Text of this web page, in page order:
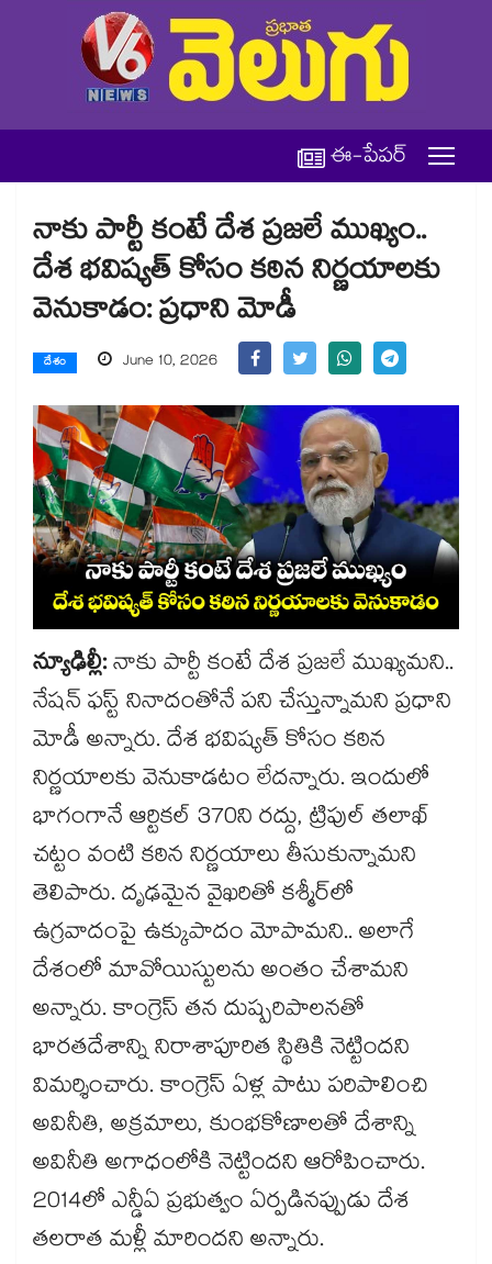
ఈ-పేపర్
నాకు పార్టీ కంటే దేశ ప్రజలే ముఖ్యం..
దేశ భవిష్యత్ కోసం కఠిన నిర్ణయాలకు
వెనుకాడం: ప్రధాని మోడీ
దేశం June 10, 2026
న్యూఢిల్లీ:నాకు పార్టీ కంటే దేశ ప్రజలే ముఖ్యమని..
నేషన్ ఫస్ట్ నినాదంతోనే పని చేస్తున్నామని ప్రధాని
మోడీ అన్నారు. దేశ భవిష్యత్ కోసం కఠిన
నిర్ణయాలకు వెనుకాడటం లేదన్నారు. ఇందులో
భాగంగానే ఆర్టికల్ 370ని రద్దు, ట్రిపుల్ తలాఖ్‌
చట్టం వంటి కఠిన నిర్ణయాలు తీసుకున్నామని
తెలిపారు. దృఢమైన వైఖరితో కశ్మీర్‌లో
ఉగ్రవాదంపై ఉక్కుపాదం మోపామని.. అలాగే
దేశంలో మావోయిస్టులను అంతం చేశామని
అన్నారు. కాంగ్రెస్ తన దుష్పరిపాలనతో
భారతదేశాన్ని నిరాశాపూరిత స్థితికి నెట్టిందని
విమర్శించారు. కాంగ్రెస్ ఏళ్ల పాటు పరిపాలించి
అవినీతి, అక్రమాలు, కుంభకోణాలతో దేశాన్ని
అవినీతి అగాధంలోకి నెట్టిందని ఆరోపించారు.
2014లో ఎన్డీఏ ప్రభుత్వం ఏర్పడినప్పుడు దేశ
తలరాత మళ్లీ మారిందని అన్నారు.